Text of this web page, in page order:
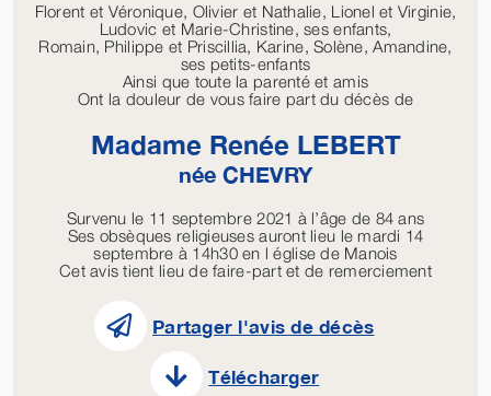
Florent et Véronique, Olivier et Nathalie, Lionel et Virginie,
Ludovic et Marie-Christine, ses enfants,
Romain, Philippe et Priscillia, Karine, Solène, Amandine,
ses petits-enfants
Ainsi que toute la parenté et amis
Ont la douleur de vous faire part du décès de
Madame Renée LEBERT
née CHEVRY
Survenu le 11 septembre 2021 à l’âge de 84 ans
Ses obsèques religieuses auront lieu le mardi 14
septembre à 14h30 en l église de Manois
Cet avis tient lieu de faire-part et de remerciement
Partager l'avis de décès
Télécharger